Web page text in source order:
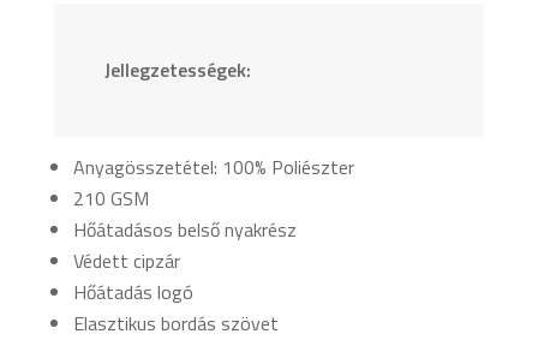
Jellegzetességek:
Anyagösszetétel: 100% Poliészter
210 GSM
Hőátadásos belső nyakrész
Védett cipzár
Hőátadás logó
Elasztikus bordás szövet